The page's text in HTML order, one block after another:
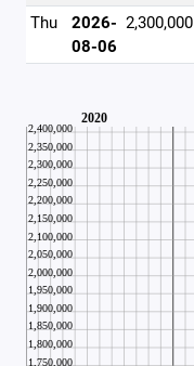
Thu
2026-
08-06
2,300,000